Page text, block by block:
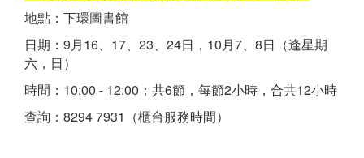
地點：下環圖書館
日期：9月16、17、23、24日，10月7、8日（逢星期
六，日）
時間：10:00 - 12:00；共6節，每節2小時，合共12小時
查詢：8294 7931（櫃台服務時間）